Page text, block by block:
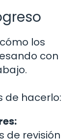
los
con
de hacerlo:
de revisión